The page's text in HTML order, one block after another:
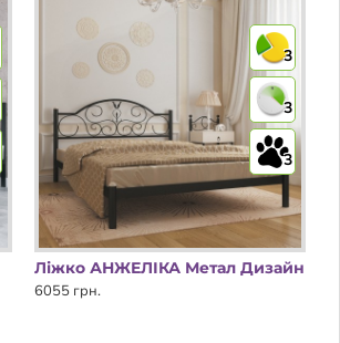
3
3
3
Ліжко АНЖЕЛІКА Метал Дизайн
6055 грн.